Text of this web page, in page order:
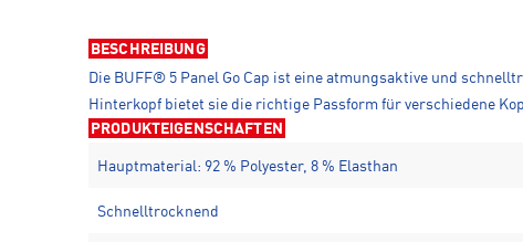
BESCHREIBUNG
Die BUFF® 5 Panel Go Cap ist eine atmungsaktive und
Hinterkopf bietet sie die richtige Passform für verschiedene
PRODUKTEIGENSCHAFTEN
Hauptmaterial: 92 % Polyester, 8 % Elasthan
Schnelltrocknend